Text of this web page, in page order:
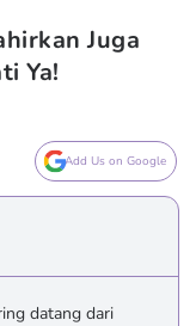
Juga
Ya!
Add Us on Google
datang dari